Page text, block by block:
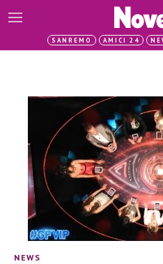
SANREMO AMICI 24
NEWS